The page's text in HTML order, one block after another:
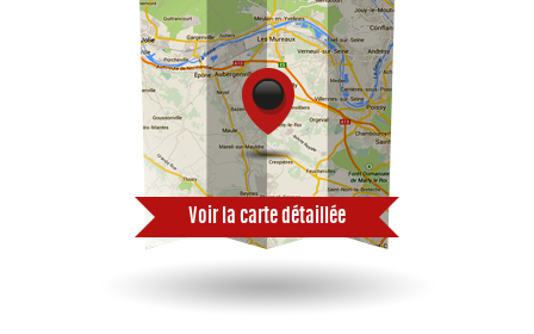
Voir la carte détaillée